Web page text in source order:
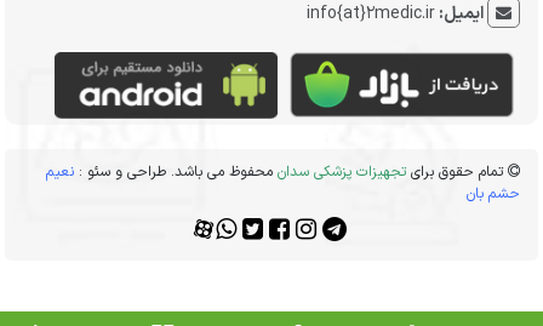
ایمیل:info{at}2medic.ir
تمام حقوق برایتجهیزات پزشکی سدان محفوظ می باشد. طراحی و سئو :نعیم
حشم بان